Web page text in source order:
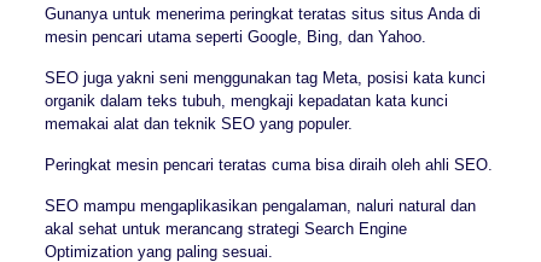
Gunanya untuk menerima peringkat teratas situs situs Anda di
mesin pencari utama seperti Google, Bing, dan Yahoo.
SEO juga yakni seni menggunakan tag Meta, posisi kata kunci
organik dalam teks tubuh, mengkaji kepadatan kata kunci
memakai alat dan teknik SEO yang populer.
Peringkat mesin pencari teratas cuma bisa diraih oleh ahli SEO.
SEO mampu mengaplikasikan pengalaman, naluri natural dan
akal sehat untuk merancang strategi Search Engine
Optimization yang paling sesuai.